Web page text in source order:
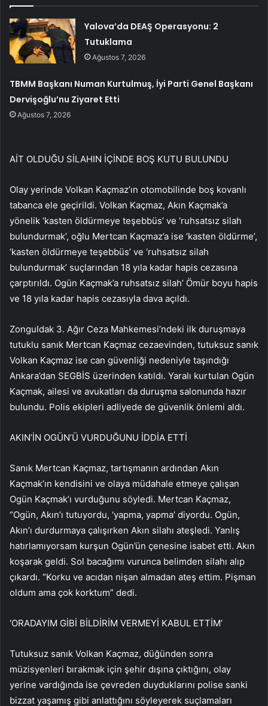
Yalova’da DEAŞ Operasyonu: 2
Tutuklama
Ağustos 7, 2026
TBMM Başkanı Numan Kurtulmuş, İyi Parti Genel Başkanı
Dervişoğlu’nu Ziyaret Etti
Ağustos 7, 2026
AİT OLDUĞU SİLAHIN İÇİNDE BOŞ KUTU BULUNDU
Olay yerinde Volkan Kaçmaz’ın otomobilinde boş kovanlı
tabanca ele geçirildi. Volkan Kaçmaz, Akın Kaçmak’a
yönelik ‘kasten öldürmeye teşebbüs’ ve ‘ruhsatsız silah
bulundurmak’, oğlu Mertcan Kaçmaz’a ise ‘kasten öldürme’,
‘kasten öldürmeye teşebbüs’ ve ‘ruhsatsız silah
bulundurmak’ suçlarından 18 yıla kadar hapis cezasına
çarptırıldı. Ogün Kaçmak’a ruhsatsız silah’ Ömür boyu hapis
ve 18 yıla kadar hapis cezasıyla dava açıldı.
Zonguldak 3. Ağır Ceza Mahkemesi’ndeki ilk duruşmaya
tutuklu sanık Mertcan Kaçmaz cezaevinden, tutuksuz sanık
Volkan Kaçmaz ise can güvenliği nedeniyle taşındığı
Ankara’dan SEGBİS üzerinden katıldı. Yaralı kurtulan Ogün
Kaçmak, ailesi ve avukatları da duruşma salonunda hazır
bulundu. Polis ekipleri adliyede de güvenlik önlemi aldı.
AKIN’İN OGÜN’Ü VURDUĞUNU İDDİA ETTİ
Sanık Mertcan Kaçmaz, tartışmanın ardından Akın
Kaçmak’ın kendisini ve olaya müdahale etmeye çalışan
Ogün Kaçmak’ı vurduğunu söyledi. Mertcan Kaçmaz,
“Ogün, Akın’ı tutuyordu, ‘yapma, yapma’ diyordu. Ogün,
Akın’ı durdurmaya çalışırken Akın silahı ateşledi. Yanlış
hatırlamıyorsam kurşun Ogün’ün çenesine isabet etti. Akın
koşarak geldi. Sol bacağımı vurunca belimden silahı alıp
çıkardı. “Korku ve acıdan nişan almadan ateş ettim. Pişman
oldum ama çok korktum” dedi.
‘ORADAYIM GİBİ BİLDİRİM VERMEYİ KABUL ETTİM’
Tutuksuz sanık Volkan Kaçmaz, düğünden sonra
müzisyenleri bırakmak için şehir dışına çıktığını, olay
yerine vardığında ise çevreden duyduklarını polise sanki
bizzat yaşamış gibi anlattığını söyleyerek suçlamaları